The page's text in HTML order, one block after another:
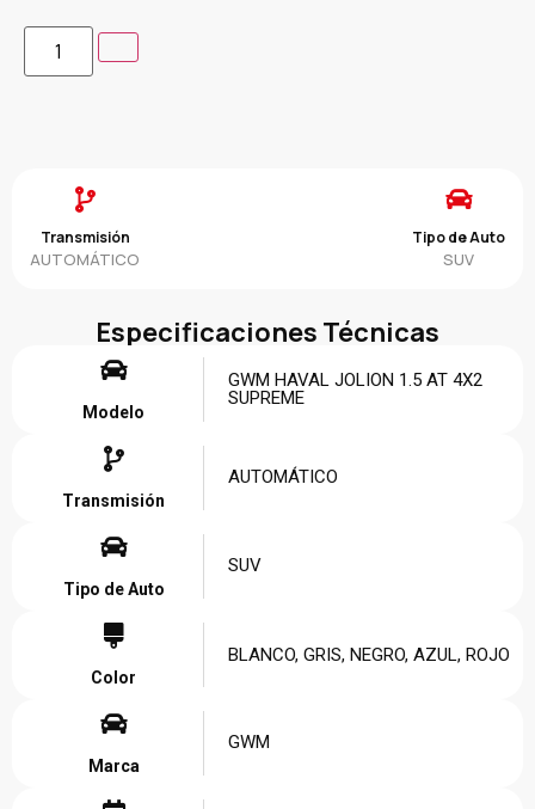
Transmisión
AUTOMÁTICO
Tipo de Auto
SUV
Especificaciones Técnicas
Modelo
GWM HAVAL JOLION 1.5 AT 4X2
SUPREME
Transmisión
AUTOMÁTICO
Tipo de Auto
SUV
Color
BLANCO, GRIS, NEGRO, AZUL, ROJO
Marca
GWM